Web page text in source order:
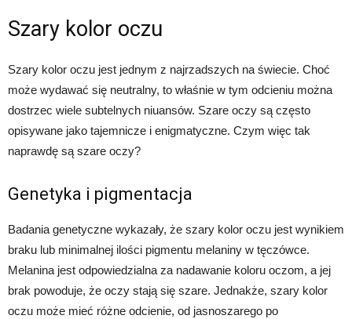
Szary kolor oczu
Szary kolor oczu jest jednym z najrzadszych na świecie. Choć
może wydawać się neutralny, to właśnie w tym odcieniu można
dostrzec wiele subtelnych niuansów. Szare oczy są często
opisywane jako tajemnicze i enigmatyczne. Czym więc tak
naprawdę są szare oczy?
Genetyka i pigmentacja
Badania genetyczne wykazały, że szary kolor oczu jest wynikiem
braku lub minimalnej ilości pigmentu melaniny w tęczówce.
Melanina jest odpowiedzialna za nadawanie koloru oczom, a jej
brak powoduje, że oczy stają się szare. Jednakże, szary kolor
oczu może mieć różne odcienie, od jasnoszarego po